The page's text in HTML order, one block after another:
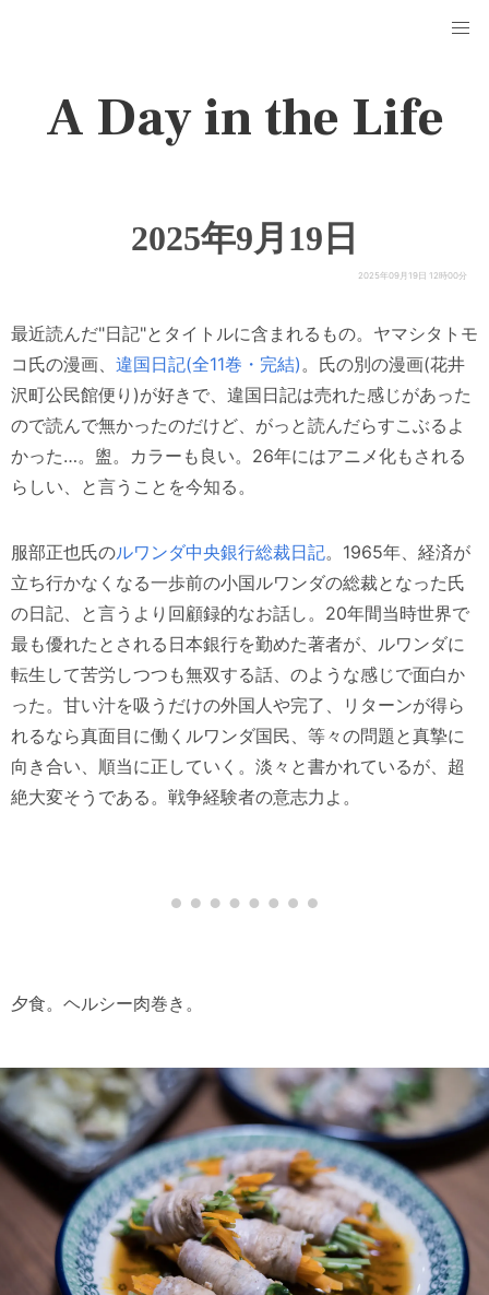
A Day in the Life
2025年9月19日
2025年09月19日 12時00分
最近読んだ"日記"とタイトルに含まれるもの。ヤマシタトモ
コ氏の漫画、 違国日記(全11巻・完結) 。氏の別の漫画(花井
沢町公民館便り)が好きで、違国日記は売れた感じがあった
ので読んで無かったのだけど、がっと読んだらすこぶるよ
かった…。盥。カラーも良い。26年にはアニメ化もされる
らしい、と言うことを今知る。
服部正也氏のルワンダ中央銀行総裁日記。1965年、経済が
立ち行かなくなる一歩前の小国ルワンダの総裁となった氏
の日記、と言うより回顧録的なお話し。20年間当時世界で
最も優れたとされる日本銀行を勤めた著者が、ルワンダに
転生して苦労しつつも無双する話、のような感じで面白か
った。甘い汁を吸うだけの外国人や完了、リターンが得ら
れるなら真面目に働くルワンダ国民、等々の問題と真摯に
向き合い、順当に正していく。淡々と書かれているが、超
絶大変そうである。戦争経験者の意志力よ。
夕食。ヘルシー肉巻き。